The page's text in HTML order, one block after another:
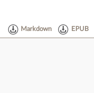
Markdown EPUB